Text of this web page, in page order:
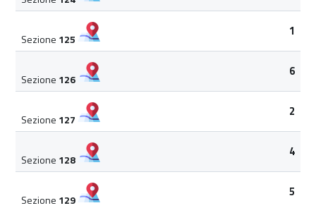
Sezione 125
1
Sezione 126
6
Sezione 127
2
Sezione 128
4
Sezione 129
5